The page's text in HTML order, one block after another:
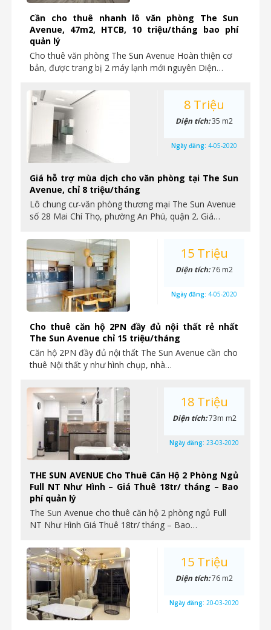
Cần cho thuê nhanh lô văn phòng The Sun
Avenue, 47m2, HTCB, 10 triệu/tháng bao phí
quản lý
Cho thuê văn phòng The Sun Avenue Hoàn thiện cơ
bản, được trang bị 2 máy lạnh mới nguyên Diện…
Giá hỗ trợ mùa dịch cho văn phòng tại The Sun
Avenue, chỉ 8 triệu/tháng
Lô chung cư-văn phòng thương mại The Sun Avenue
số 28 Mai Chí Thọ, phường An Phú, quận 2. Giá…
8 Triệu
Diện tích:35 m2
Ngày đăng: 4-05-2020
Cho thuê căn hộ 2PN đầy đủ nội thất rẻ nhất
The Sun Avenue chỉ 15 triệu/tháng
Căn hộ 2PN đầy đủ nội thất The Sun Avenue cần cho
thuê Nội thất y như hình chụp, nhà…
15 Triệu
Diện tích:76 m2
Ngày đăng: 4-05-2020
THE SUN AVENUE Cho Thuê Căn Hộ 2 Phòng Ngủ
Full NT Như Hình – Giá Thuê 18tr/ tháng – Bao
phí quản lý
The Sun Avenue cho thuê căn hộ 2 phòng ngủ Full
NT Như Hình Giá Thuê 18tr/ tháng – Bao…
18 Triệu
Diện tích:73m m2
Ngày đăng: 23-03-2020
15 Triệu
Diện tích:76 m2
Ngày đăng: 20-03-2020